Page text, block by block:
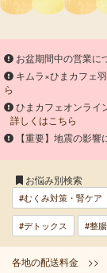
お盆期間中の営業
キムラ×ひまカフェ
ら
ひまカフェオンライ
詳しくはこちら
【重要】地震の影
お悩み別検索
#むくみ対策・腎ケア
#デトックス #整
各地の配送料金 >>